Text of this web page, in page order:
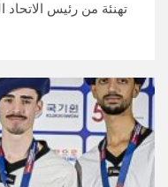
تهنئة من رئيس الاتحاد